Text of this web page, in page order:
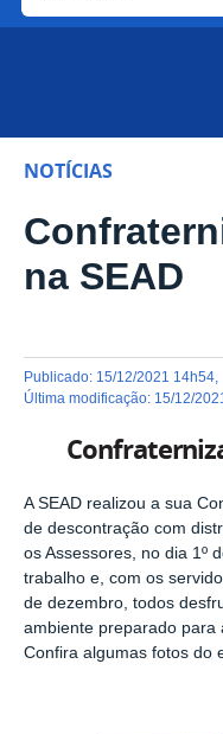
NOTÍCIAS
na SEAD
publicado: 15/12/2021 14h54
última modificação: 15/12/
A SEAD realizou a sua
de descontração com
os Assessores, no dia 1º
trabalho e, com os
de dezembro, todos
ambiente preparado para
Confira algumas fotos do